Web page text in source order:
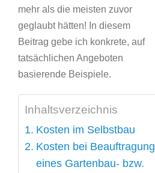
mehr als die meisten zuvor
geglaubt hätten! In diesem
Beitrag gebe ich konkrete, auf
tatsächlichen Angeboten
basierende Beispiele.
Inhaltsverzeichnis
Kosten im Selbstbau
Kosten bei Beauftragung
eines Gartenbau- bzw.